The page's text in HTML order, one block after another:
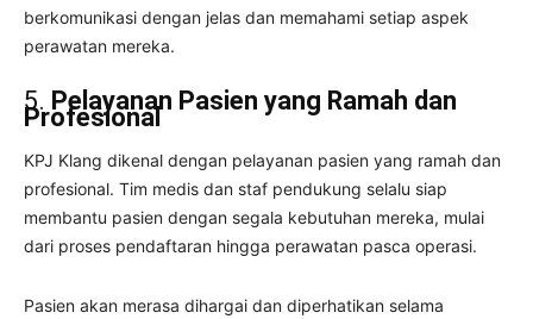
berkomunikasi dengan jelas dan memahami setiap aspek
perawatan mereka.
5. Pelayanan Pasien yang Ramah dan
Profesional
KPJ Klang dikenal dengan pelayanan pasien yang ramah dan
profesional. Tim medis dan staf pendukung selalu siap
membantu pasien dengan segala kebutuhan mereka, mulai
dari proses pendaftaran hingga perawatan pasca operasi.
Pasien akan merasa dihargai dan diperhatikan selama